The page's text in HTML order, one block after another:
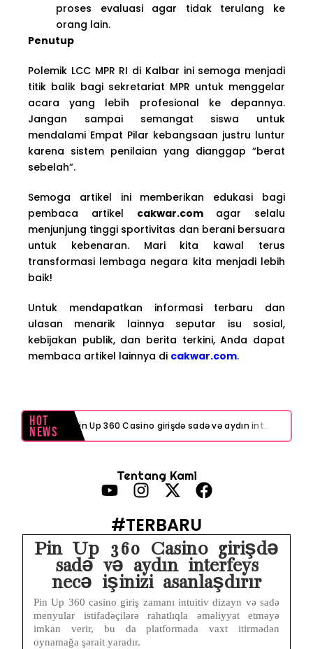
proses evaluasi agar tidak terulang ke
orang lain.
Penutup
Polemik LCC MPR RI di Kalbar ini semoga menjadi
titik balik bagi sekretariat MPR untuk menggelar
acara yang lebih profesional ke depannya.
Jangan sampai semangat siswa untuk
mendalami Empat Pilar kebangsaan justru luntur
karena sistem penilaian yang dianggap “berat
sebelah”.
Semoga artikel ini memberikan edukasi bagi
pembaca artikel cakwar.comagar selalu
menjunjung tinggi sportivitas dan berani bersuara
untuk kebenaran. Mari kita kawal terus
transformasi lembaga negara kita menjadi lebih
baik!
Untuk mendapatkan informasi terbaru dan
ulasan menarik lainnya seputar isu sosial,
kebijakan publik, dan berita terkini, Anda dapat
membaca artikel lainnya di cakwar.com.
Hot
News Pin Up 360 Casino girişdə sadə və aydın interfeys necə işinizi asanlaşdırır
Navigating online poker sites Australia feels surprisingly intuitive for newcomers
Test Post Created
Navigating the Nuances of Live Dealer Casinos Australia for First-Time Players
Test Post Created
Tentang Kami
#TERBARU
Pin Up 360 Casino girişdə
sadə və aydın interfeys
necə işinizi asanlaşdırır
Pin Up 360 casino giriş zamanı intuitiv dizayn və sadə
menyular istifadəçilərə rahatlıqla əməliyyat etməyə
imkan verir, bu da platformada vaxt itirmədən
oynamağa şərait yaradır.